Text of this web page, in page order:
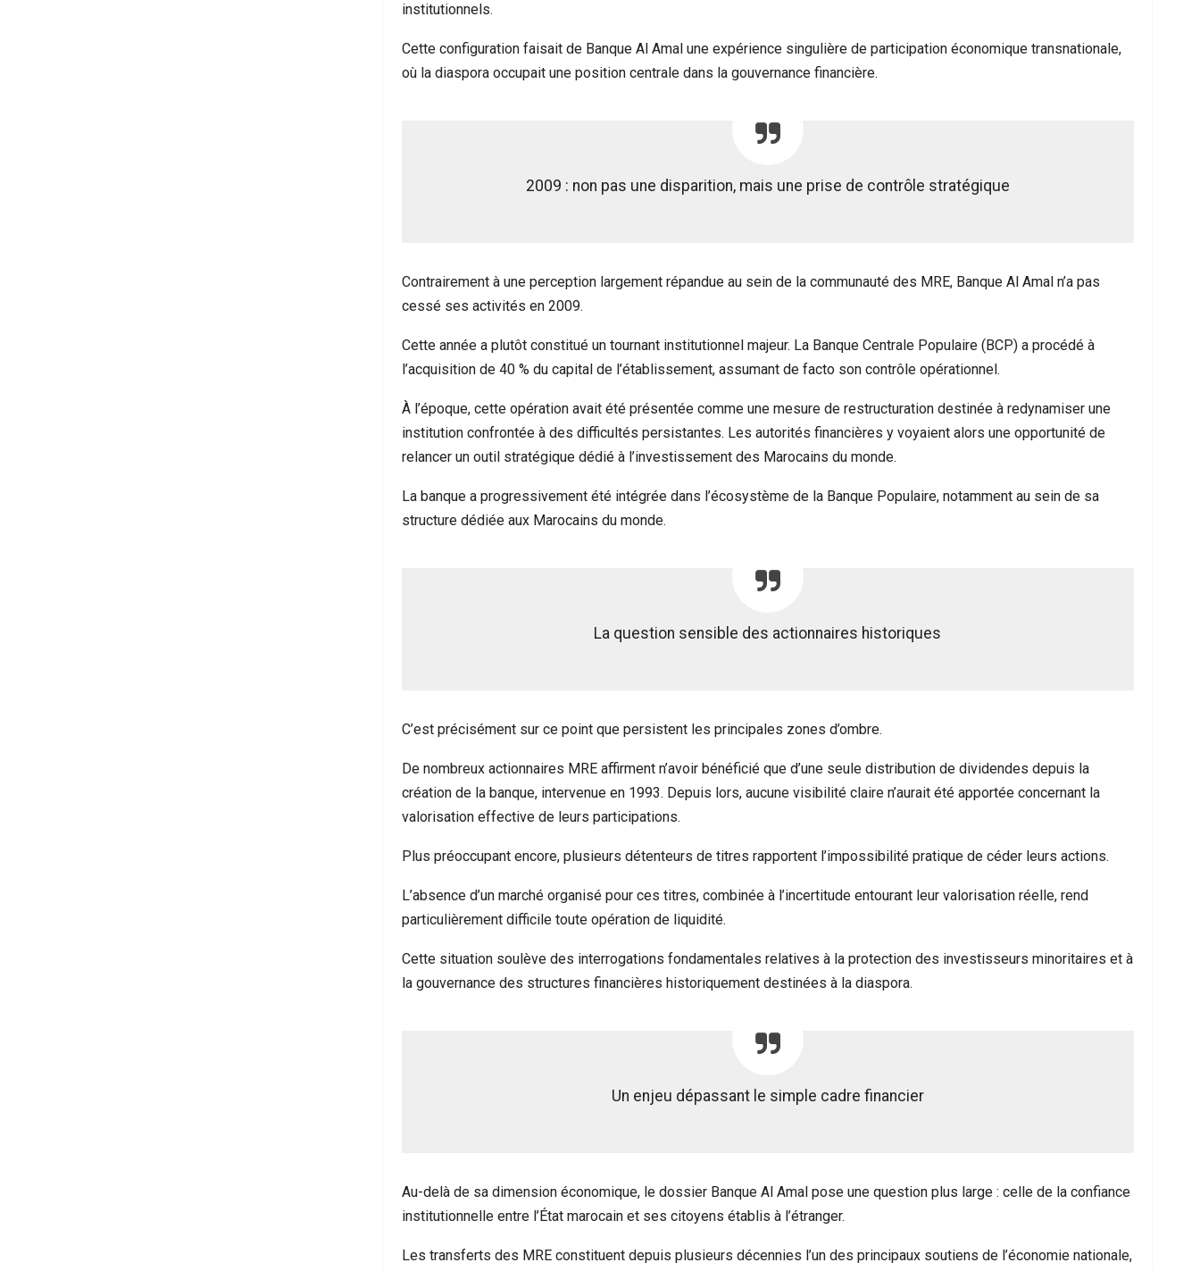
institutionnels.
Cette configuration faisait de Banque Al Amal une expérience singulière de participation économique transnationale,
où la diaspora occupait une position centrale dans la gouvernance financière.
2009 : non pas une disparition, mais une prise de contrôle stratégique
Contrairement à une perception largement répandue au sein de la communauté des MRE, Banque Al Amal n’a pas
cessé ses activités en 2009.
Cette année a plutôt constitué un tournant institutionnel majeur. La Banque Centrale Populaire (BCP) a procédé à
l’acquisition de 40 % du capital de l’établissement, assumant de facto son contrôle opérationnel.
À l’époque, cette opération avait été présentée comme une mesure de restructuration destinée à redynamiser une
institution confrontée à des difficultés persistantes. Les autorités financières y voyaient alors une opportunité de
relancer un outil stratégique dédié à l’investissement des Marocains du monde.
La banque a progressivement été intégrée dans l’écosystème de la Banque Populaire, notamment au sein de sa
structure dédiée aux Marocains du monde.
La question sensible des actionnaires historiques
C’est précisément sur ce point que persistent les principales zones d’ombre.
De nombreux actionnaires MRE affirment n’avoir bénéficié que d’une seule distribution de dividendes depuis la
création de la banque, intervenue en 1993. Depuis lors, aucune visibilité claire n’aurait été apportée concernant la
valorisation effective de leurs participations.
Plus préoccupant encore, plusieurs détenteurs de titres rapportent l’impossibilité pratique de céder leurs actions.
L’absence d’un marché organisé pour ces titres, combinée à l’incertitude entourant leur valorisation réelle, rend
particulièrement difficile toute opération de liquidité.
Cette situation soulève des interrogations fondamentales relatives à la protection des investisseurs minoritaires et à
la gouvernance des structures financières historiquement destinées à la diaspora.
Un enjeu dépassant le simple cadre financier
Au-delà de sa dimension économique, le dossier Banque Al Amal pose une question plus large : celle de la confiance
institutionnelle entre l’État marocain et ses citoyens établis à l’étranger.
Les transferts des MRE constituent depuis plusieurs décennies l’un des principaux soutiens de l’économie nationale,